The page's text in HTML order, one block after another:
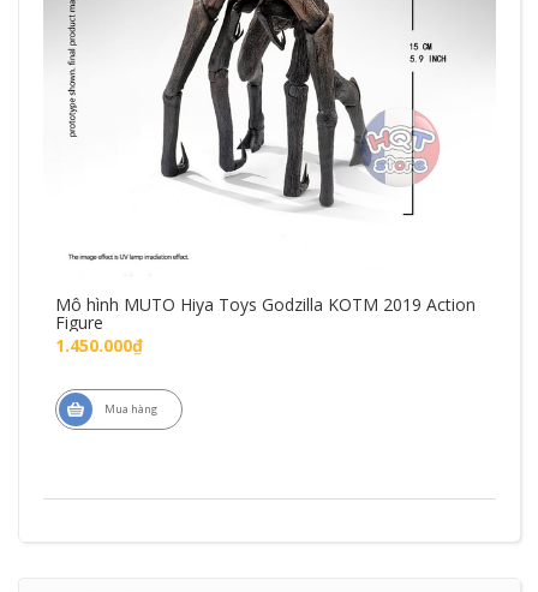
Mô hình MUTO Hiya Toys Godzilla KOTM 2019 Action
Figure
1.450.000₫
Mua hàng